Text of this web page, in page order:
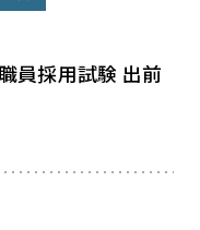
員採用試験 出前